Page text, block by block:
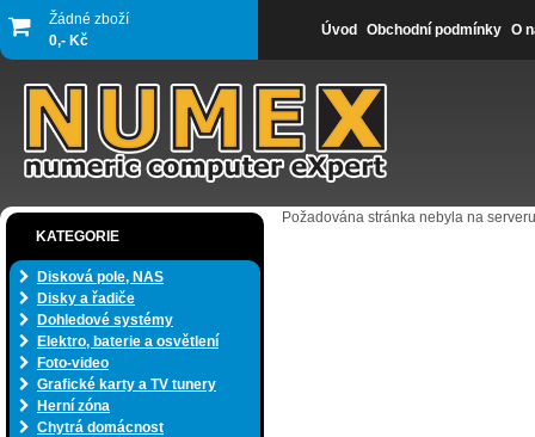
Žádné zboží
0,- Kč
Úvod Obchodní podmínky O
KATEGORIE
Disková pole, NAS
Disky a řadiče
Dohledové systémy
Elektro, baterie a osvětlení
Foto-video
Grafické karty a TV tunery
Herní zóna
Chytrá domácnost
Požadována stránka nebyla na